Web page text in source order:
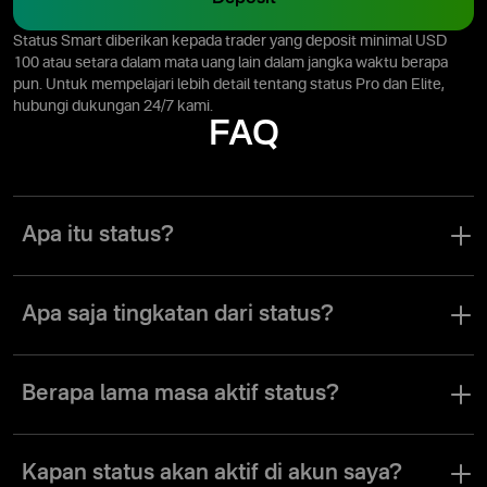
Status Smart diberikan kepada trader yang deposit minimal USD
100 atau setara dalam mata uang lain dalam jangka waktu berapa
pun. Untuk mempelajari lebih detail tentang status Pro dan Elite,
hubungi dukungan 24/7 kami.
FAQ
Apa itu status?
trader dengan melakukan deposit dalam jumlah tertentu. Status
memberi akses ke lebih banyak perkakas, fitur, dan layanan trading.
Apa saja tingkatan dari status?
dan Elite. Saat status trader meningkat, peluang trading mereka
bertambah, sehingga membuka akses ke profitabilitas lebih tinggi,
fitur eksklusif, dan layanan premium.
Berapa lama masa aktif status?
kedaluwarsa. Anda bisa menikmati semua manfaatnya hingga
Kapan status akan aktif di akun saya?